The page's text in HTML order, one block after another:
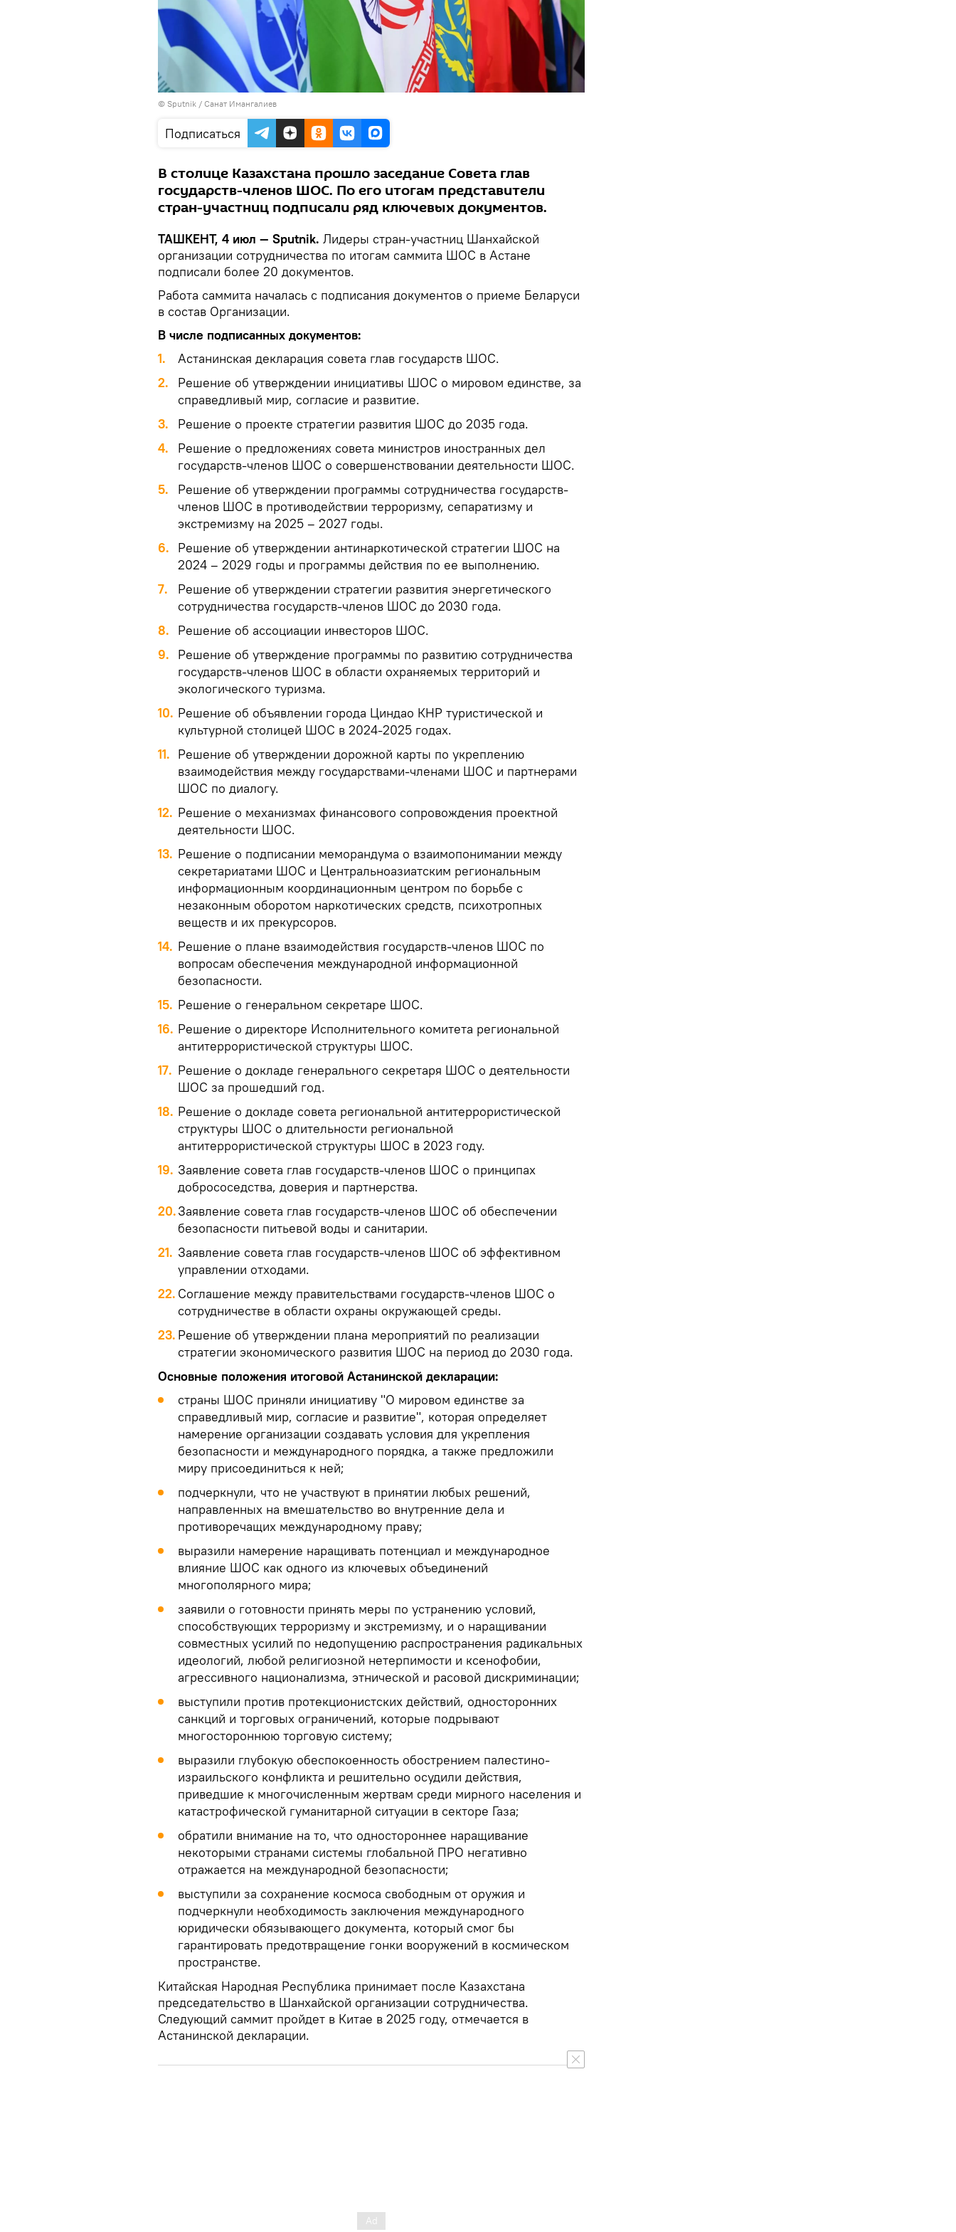
© Sputnik / Санат Имангалиев
Подписаться
В столице Казахстана прошло заседание Совета глав
государств-членов ШОС. По его итогам представители
стран-участниц подписали ряд ключевых документов.
ТАШКЕНТ, 4 июл — Sputnik. Лидеры стран-участниц Шанхайской
организации сотрудничества по итогам саммита ШОС в Астане
подписали более 20 документов.
Работа саммита началась с подписания документов о приеме Беларуси
в состав Организации.
В числе подписанных документов:
1.
Астанинская декларация совета глав государств ШОС.
2.
Решение об утверждении инициативы ШОС о мировом единстве, за
справедливый мир, согласие и развитие.
3.
Решение о проекте стратегии развития ШОС до 2035 года.
4.
Решение о предложениях совета министров иностранных дел
государств-членов ШОС о совершенствовании деятельности ШОС.
5.
Решение об утверждении программы сотрудничества государств-
членов ШОС в противодействии терроризму, сепаратизму и
экстремизму на 2025 – 2027 годы.
6.
Решение об утверждении антинаркотической стратегии ШОС на
2024 – 2029 годы и программы действия по ее выполнению.
7.
Решение об утверждении стратегии развития энергетического
сотрудничества государств-членов ШОС до 2030 года.
8.
Решение об ассоциации инвесторов ШОС.
9.
Решение об утверждение программы по развитию сотрудничества
государств-членов ШОС в области охраняемых территорий и
экологического туризма.
10. Решение об объявлении города Циндао КНР туристической и
культурной столицей ШОС в 2024-2025 годах.
11. Решение об утверждении дорожной карты по укреплению
взаимодействия между государствами-членами ШОС и партнерами
ШОС по диалогу.
12. Решение о механизмах финансового сопровождения проектной
деятельности ШОС.
13. Решение о подписании меморандума о взаимопонимании между
секретариатами ШОС и Центральноазиатским региональным
информационным координационным центром по борьбе с
незаконным оборотом наркотических средств, психотропных
веществ и их прекурсоров.
14. Решение о плане взаимодействия государств-членов ШОС по
вопросам обеспечения международной информационной
безопасности.
15. Решение о генеральном секретаре ШОС.
16. Решение о директоре Исполнительного комитета региональной
антитеррористической структуры ШОС.
17. Решение о докладе генерального секретаря ШОС о деятельности
ШОС за прошедший год.
18. Решение о докладе совета региональной антитеррористической
структуры ШОС о длительности региональной
антитеррористической структуры ШОС в 2023 году.
19. Заявление совета глав государств-членов ШОС о принципах
добрососедства, доверия и партнерства.
20.Заявление совета глав государств-членов ШОС об обеспечении
безопасности питьевой воды и санитарии.
21. Заявление совета глав государств-членов ШОС об эффективном
управлении отходами.
22. Соглашение между правительствами государств-членов ШОС о
сотрудничестве в области охраны окружающей среды.
23. Решение об утверждении плана мероприятий по реализации
стратегии экономического развития ШОС на период до 2030 года.
Основные положения итоговой Астанинской декларации:
страны ШОС приняли инициативу "О мировом единстве за
справедливый мир, согласие и развитие", которая определяет
намерение организации создавать условия для укрепления
безопасности и международного порядка, а также предложили
миру присоединиться к ней;
подчеркнули, что не участвуют в принятии любых решений,
направленных на вмешательство во внутренние дела и
противоречащих международному праву;
выразили намерение наращивать потенциал и международное
влияние ШОС как одного из ключевых объединений
многополярного мира;
заявили о готовности принять меры по устранению условий,
способствующих терроризму и экстремизму, и о наращивании
совместных усилий по недопущению распространения радикальных
идеологий, любой религиозной нетерпимости и ксенофобии,
агрессивного национализма, этнической и расовой дискриминации;
выступили против протекционистских действий, односторонних
санкций и торговых ограничений, которые подрывают
многостороннюю торговую систему;
выразили глубокую обеспокоенность обострением палестино-
израильского конфликта и решительно осудили действия,
приведшие к многочисленным жертвам среди мирного населения и
катастрофической гуманитарной ситуации в секторе Газа;
обратили внимание на то, что одностороннее наращивание
некоторыми странами системы глобальной ПРО негативно
отражается на международной безопасности;
выступили за сохранение космоса свободным от оружия и
подчеркнули необходимость заключения международного
юридически обязывающего документа, который смог бы
гарантировать предотвращение гонки вооружений в космическом
пространстве.
Китайская Народная Республика принимает после Казахстана
председательство в Шанхайской организации сотрудничества.
Следующий саммит пройдет в Китае в 2025 году, отмечается в
Астанинской декларации.